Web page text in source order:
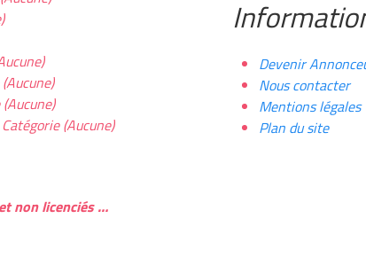
(Aucune)
non licenciés …
Devenir
Nous contacter
Mentions légales
Plan du site